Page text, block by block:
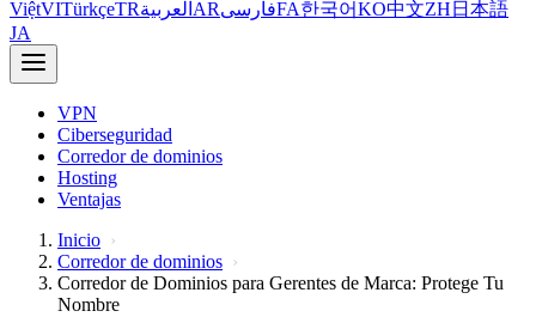
ViệtVITürkçeTRالعربية ARفارسیFA한국어KO中文ZH 日本語
JA
VPN
Ciberseguridad
Corredor de dominios
Hosting
Ventajas
Inicio
Corredor de dominios
Corredor de Dominios para Gerentes de Marca: Protege Tu
Nombre